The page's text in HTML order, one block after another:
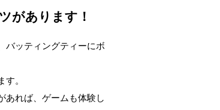
があります！
バッティングティーにボ
。
あれば、ゲームも体験し